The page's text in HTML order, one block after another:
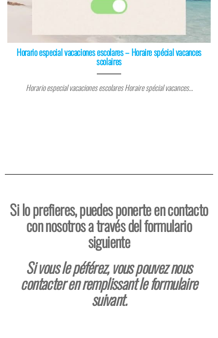
Horario especial vacaciones escolares – Horaire spécial vacances
scolaires
Horario especial vacaciones escolares Horaire spécial vacances…
Si lo prefieres, puedes ponerte en contacto
con nosotros a través del formulario
siguiente
Si vous le péférez, vous pouvez nous
contacter en remplissant le formulaire
suivant.